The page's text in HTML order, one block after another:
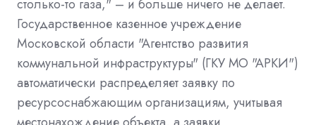
столько-то газа," – и больше ничего не делает.
Государственное казенное учреждение
Московской области "Агентство развития
коммунальной инфраструктуры" (ГКУ МО "АРКИ")
автоматически распределяет заявку по
ресурсоснабжающим организациям, учитывая